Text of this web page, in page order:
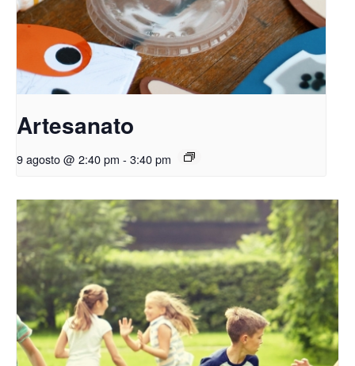
Artesanato
9 agosto @ 2:40 pm - 3:40 pm